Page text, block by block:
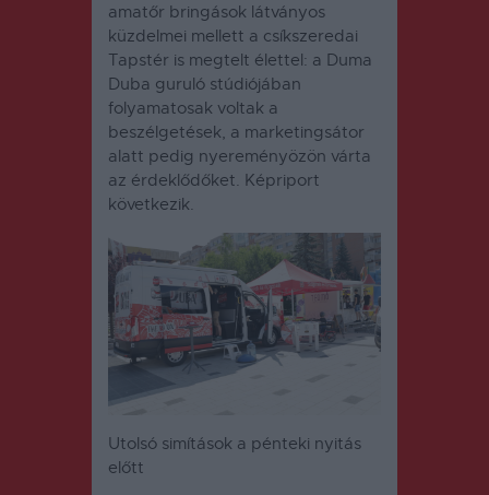
amatőr bringások látványos
küzdelmei mellett a csíkszeredai
Tapstér is megtelt élettel: a Duma
Duba guruló stúdiójában
folyamatosak voltak a
beszélgetések, a marketingsátor
alatt pedig nyereményözön várta
az érdeklődőket. Képriport
következik.
Utolsó simítások a pénteki nyitás
előtt